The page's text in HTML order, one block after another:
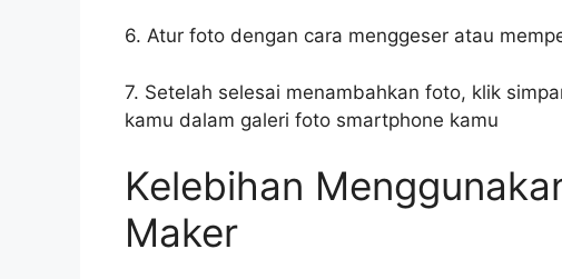
6. Atur foto dengan cara menggeser atau
7. Setelah selesai menambahkan foto, klik
kamu dalam galeri foto smartphone kamu
Kelebihan
Maker